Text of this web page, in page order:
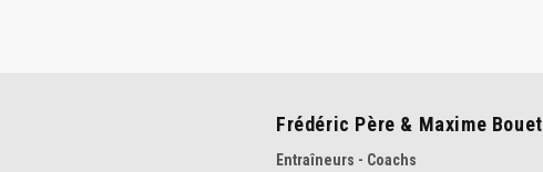
Frédéric Père & Maxime Bouet
Entraîneurs - Coachs